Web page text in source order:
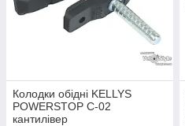
Колодки обідні KELLYS
POWERSTOP C-02
кантилівер